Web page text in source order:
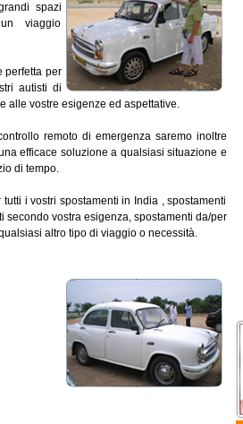
spazi
viaggio
perfetta per
autisti di
alle vostre esigenze ed aspettative.
remoto di emergenza saremo inoltre
efficace soluzione a qualsiasi situazione e
di tempo.
i vostri spostamenti in India , spostamenti
vostra esigenza, spostamenti da/per
altro tipo di viaggio o necessità.